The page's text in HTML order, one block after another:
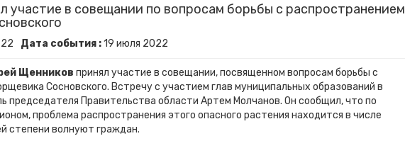
участие в совещании по вопросам борьбы с распространением
Дата события :19 июля 2022
Щенников принял участие в совещании, посвященном вопросам борьбы с
Сосновского. Встречу с участием глав муниципальных образований в
председателя Правительства области Артем Молчанов. Он сообщил, что по
проблема распространения этого опасного растения находится в числе
степени волнуют граждан.